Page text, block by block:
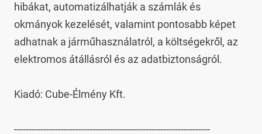
hibákat, automatizálhatják a számlák és
okmányok kezelését, valamint pontosabb képet
adhatnak a járműhasználatról, a költségekről, az
elektromos átállásról és az adatbiztonságról.
Kiadó: Cube-Élmény Kft.
-------------------------------------------------------------------